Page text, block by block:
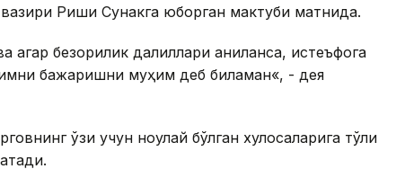
Риши Сунакга юборган мактуби матнида.
агар безорилик далиллари аниқланса, истеъфога
бажаришни муҳим деб биламан«, - дея
ўзи учун ноқулай бўлган хулосаларига тўлиқ